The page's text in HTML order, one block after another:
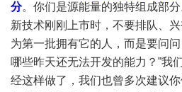
分。你们是源能量的独特组成部
新技术刚刚上市时，不要排队、
为第一批拥有它的人，而是要问
哪些昨天还无法开发的能力？”我
经这样做了，我们也曾多次建议